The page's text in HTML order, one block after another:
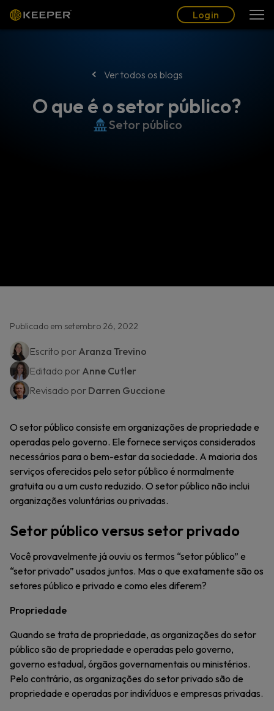
Login
Ver todos os blogs
O que é o setor público?
Setor público
Publicado em setembro 26, 2022
Escrito por Aranza Trevino
Editado por Anne Cutler
Revisado por Darren Guccione
O setor público consiste em organizações de propriedade e
operadas pelo governo. Ele fornece serviços considerados
necessários para o bem-estar da sociedade. A maioria dos
serviços oferecidos pelo setor público é normalmente
gratuita ou a um custo reduzido. O setor público não inclui
organizações voluntárias ou privadas.
Setor público versus setor privado
Você provavelmente já ouviu os termos “setor público” e
“setor privado” usados juntos. Mas o que exatamente são os
setores público e privado e como eles diferem?
Propriedade
Quando se trata de propriedade, as organizações do setor
público são de propriedade e operadas pelo governo,
governo estadual, órgãos governamentais ou ministérios.
Pelo contrário, as organizações do setor privado são de
propriedade e operadas por indivíduos e empresas privadas.